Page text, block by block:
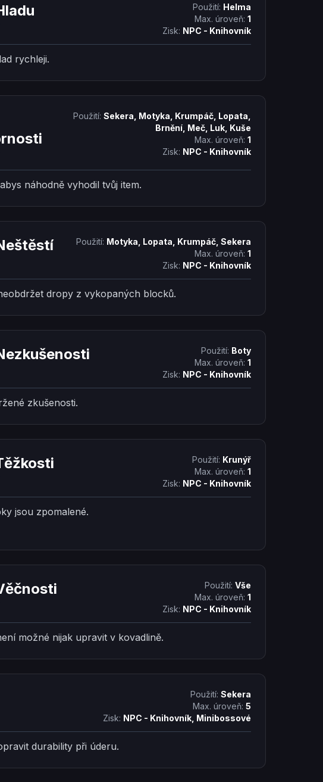
Použití: Helma
Max. úroveň: 1
Zisk: NPC - Knihovník
rychleji.
Použití: Sekera, Motyka, Krumpáč, Lopata,
Brnění, Meč, Luk, Kuše
Max. úroveň: 1
Zisk: NPC - Knihovník
náhodně vyhodil tvůj item.
Použití: Motyka, Lopata, Krumpáč, Sekera
Max. úroveň: 1
Zisk: NPC - Knihovník
dropy z vykopaných blocků.
Použití: Boty
Max. úroveň: 1
Zisk: NPC - Knihovník
zkušenosti.
Použití: Krunýř
Max. úroveň: 1
Zisk: NPC - Knihovník
jsou zpomalené.
Použití: Vše
Max. úroveň: 1
Zisk: NPC - Knihovník
možné nijak upravit v kovadlině.
Použití: Sekera
Max. úroveň: 5
Zisk: NPC - Knihovník, Minibossové
durability při úderu.